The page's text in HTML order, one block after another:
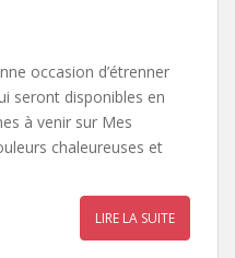
occasion d’étrenner
seront disponibles en
à venir sur Mes
chaleureuses et
LIRE LA SUITE